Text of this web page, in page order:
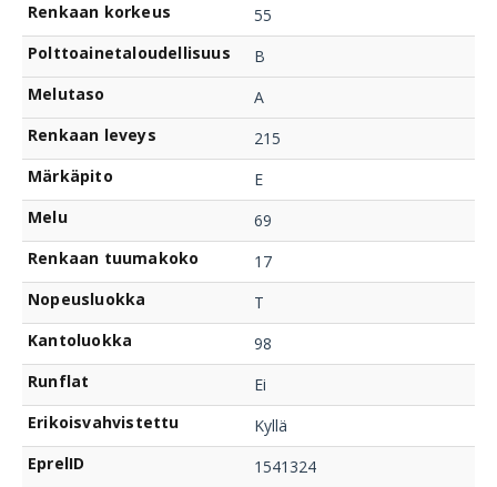
Renkaan korkeus
55
Polttoainetaloudellisuus
B
Melutaso
A
Renkaan leveys
215
Märkäpito
E
Melu
69
Renkaan tuumakoko
17
Nopeusluokka
T
Kantoluokka
98
Runflat
Ei
Erikoisvahvistettu
Kyllä
EprelID
1541324